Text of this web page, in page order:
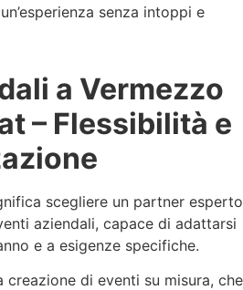
senza intoppi e
a Vermezzo
– Flessibilità e
scegliere un partner esperto
aziendali, capace di adattarsi
e a esigenze specifiche.
creazione di eventi su misura, che